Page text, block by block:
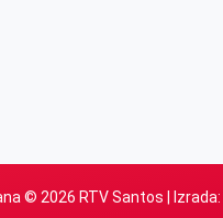
© 2026 RTV Santos | Izrada: